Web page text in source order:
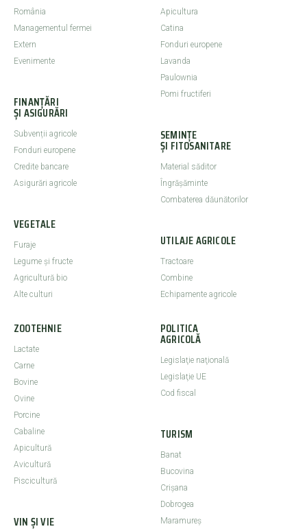
România
Managementul fermei
Extern
Evenimente
FINANȚĂRI
ȘI ASIGURĂRI
Subvenții agricole
Fonduri europene
Credite bancare
Asigurări agricole
VEGETALE
Furaje
Legume şi fructe
Agricultură bio
Alte culturi
Apicultura
Catina
Fonduri europene
Lavanda
Paulownia
Pomi fructiferi
SEMINȚE
ȘI FITOSANITARE
Material săditor
Îngrășăminte
Combaterea dăunătorilor
UTILAJE AGRICOLE
Tractoare
Combine
Echipamente agricole
ZOOTEHNIE
Lactate
Carne
Bovine
Ovine
Porcine
Cabaline
Apicultură
Avicultură
Piscicultură
VIN ȘI VIE
POLITICA
AGRICOLĂ
Legislaţie naţională
Legislaţie UE
Cod fiscal
TURISM
Banat
Bucovina
Crişana
Dobrogea
Maramureş